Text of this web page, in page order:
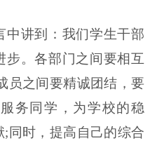
中讲到：我们学生干部
步。各部门之间要相互
员之间要精诚团结，要
务同学，为学校的稳
同时，提高自己的综合